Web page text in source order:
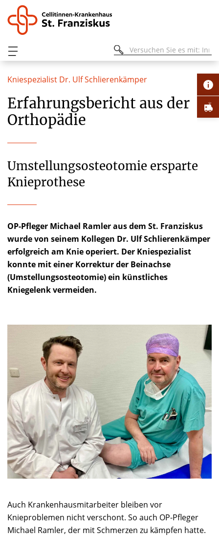
Kniespezialist Dr. Ulf Schlierenkämper
Erfahrungsbericht aus der
Orthopädie
Umstellungsosteotomie ersparte
Knieprothese
OP-Pfleger Michael Ramler aus dem St. Franziskus
wurde von seinem Kollegen Dr. Ulf Schlierenkämper
erfolgreich am Knie operiert. Der Kniespezialist
konnte mit einer Korrektur der Beinachse
(Umstellungsosteotomie) ein künstliches
Kniegelenk vermeiden.
Auch Krankenhausmitarbeiter bleiben vor
Knieproblemen nicht verschont. So auch OP-Pfleger
Michael Ramler, der mit Schmerzen zu kämpfen hatte.